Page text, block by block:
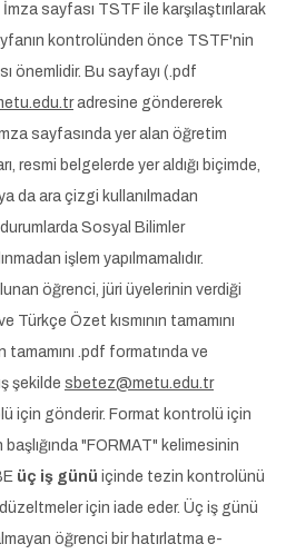
sayfası TSTF ile karşılaştırılarak
kontrolünden önce TSTF'nin
önemlidir. Bu sayfayı (.pdf
adresine göndererek
sayfasında yer alan öğretim
resmi belgelerde yer aldığı biçimde,
da ara çizgi kullanılmadan
durumlarda Sosyal Bilimler
işlem yapılmamalıdır.
öğrenci, jüri üyelerinin verdiği
Türkçe Özet kısmının tamamını
.pdf formatında ve
şekilde sbetez@metu.edu.tr
için gönderir. Format kontrolü için
"FORMAT" kelimesinin
üç iş günü içinde tezin kontrolünü
için iade eder. Üç iş günü
öğrenci bir hatırlatma e-